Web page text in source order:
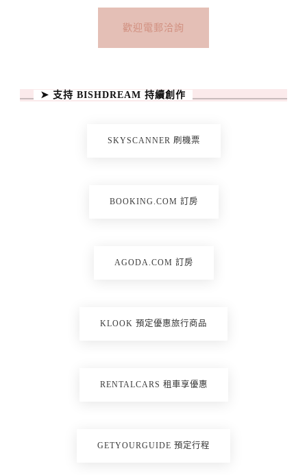
歡迎電郵洽詢
➤ 支持 BISHDREAM 持續創作
SKYSCANNER 刷機票
BOOKING.COM 訂房
AGODA.COM 訂房
KLOOK 預定優惠旅行商品
RENTALCARS 租車享優惠
GETYOURGUIDE 預定行程